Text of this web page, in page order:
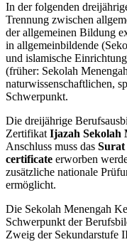
In der folgenden
Trennung zwischen
der allgemeinen Bildung
in allgemeinbildende
und islamische
(früher: Sekolah
naturwissenschaftlichen,
Schwerpunkt.
Die dreijährige
Zertifikat Ijazah Sekolah
Anschluss muss das Surat
certificate erworben
zusätzliche nationale
ermöglicht.
Die Sekolah Menengah
Schwerpunkt der
Zweig der Sekundarstufe